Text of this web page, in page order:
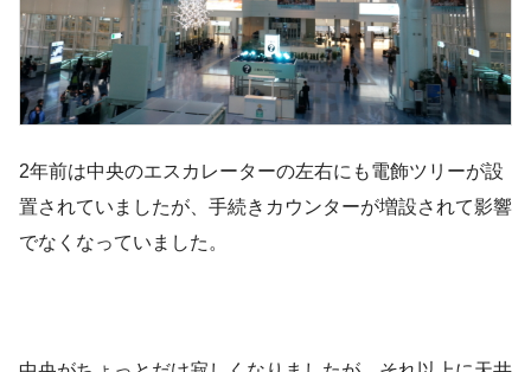
2年前は中央のエスカレーターの左右にも電飾ツリーが設
置されていましたが、手続きカウンターが増設されて影響
でなくなっていました。